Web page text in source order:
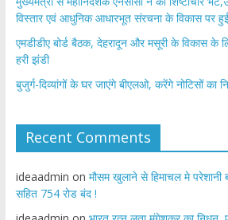
विस्तार एवं आधुनिक आधारभूत संरचना के विकास पर हुई
एमडीडीए बोर्ड बैठक, देहरादून और मसूरी के विकास के
हरी झंडी
बुजुर्ग-दिव्यांगों के घर जाएंगे बीएलओ, करेंगे नोटिसों का
Recent Comments
ideaadmin on मौसम खुलाने से हिमाचल मे परेशानी
सहित 754 रोड बंद !